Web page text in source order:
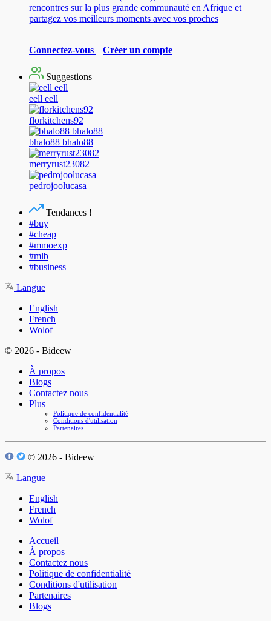
rencontres sur la plus grande communauté en Afrique et
partagez vos meilleurs moments avec vos proches
Connectez-vous | Créer un compte
Suggestions
eell eell
florkitchens92
bhalo88 bhalo88
merryrust23082
pedrojoolucasa
Tendances !
#buy
#cheap
#mmoexp
#mlb
#business
Langue
English
French
Wolof
© 2026 - Bideew
À propos
Blogs
Contactez nous
Plus
Politique de confidentialité
Conditions d'utilisation
Partenaires
© 2026 - Bideew
Langue
English
French
Wolof
Accueil
À propos
Contactez nous
Politique de confidentialité
Conditions d'utilisation
Partenaires
Blogs